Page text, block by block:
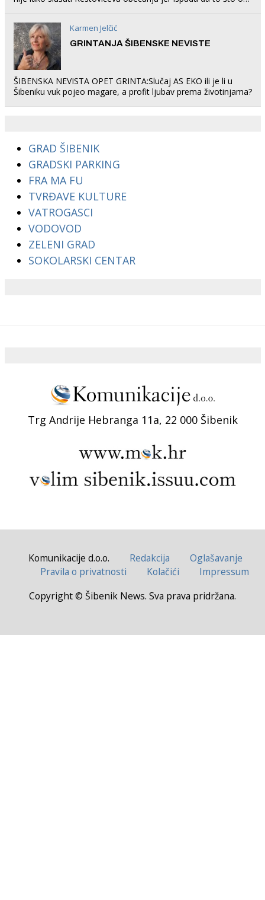
Karmen Jelčić
GRINTANJA ŠIBENSKE NEVISTE
ŠIBENSKA NEVISTA OPET GRINTA:Slučaj AS EKO ili je li u
Šibeniku vuk pojeo magare, a profit ljubav prema životinjama?
GRAD ŠIBENIK
GRADSKI PARKING
FRA MA FU
TVRĐAVE KULTURE
VATROGASCI
VODOVOD
ZELENI GRAD
SOKOLARSKI CENTAR
Trg Andrije Hebranga 11a, 22 000 Šibenik
Komunikacije d.o.o. Redakcija
Oglašavanje
Pravila o privatnosti
Kolačići
Impressum
Copyright © Šibenik News. Sva prava pridržana.